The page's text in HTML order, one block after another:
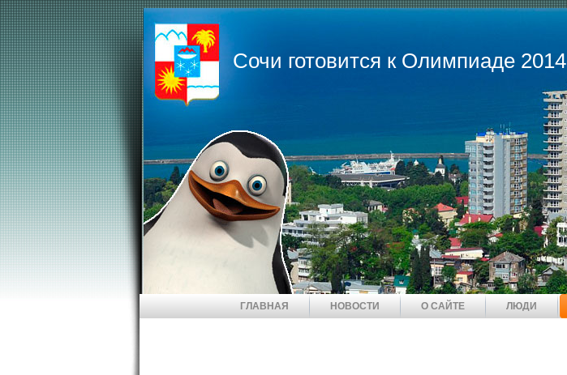
Сочи готовится к Олимпиаде 2014
ГЛАВНАЯ НОВОСТИ О САЙТЕ ЛЮДИ